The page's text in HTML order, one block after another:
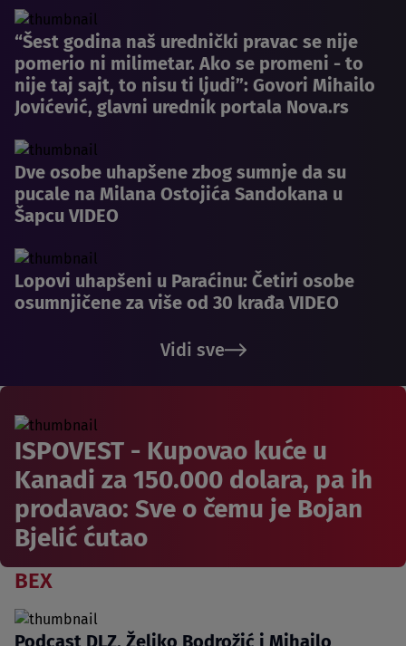
“Šest godina naš urednički pravac se nije
pomerio ni milimetar. Ako se promeni - to
nije taj sajt, to nisu ti ljudi”: Govori Mihailo
Jovićević, glavni urednik portala Nova.rs
Dve osobe uhapšene zbog sumnje da su
pucale na Milana Ostojića Sandokana u
Šapcu VIDEO
Lopovi uhapšeni u Paraćinu: Četiri osobe
osumnjičene za više od 30 krađa VIDEO
Vidi sve
ISPOVEST - Kupovao kuće u
Kanadi za 150.000 dolara, pa ih
prodavao: Sve o čemu je Bojan
Bjelić ćutao
BEX
Podcast DLZ, Željko Bodrožić i Mihailo